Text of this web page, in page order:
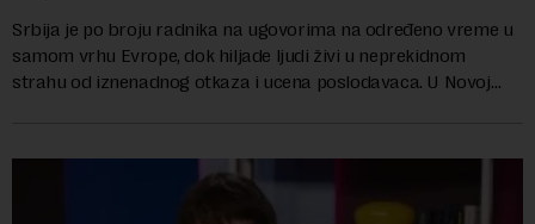
Srbija je po broju radnika na ugovorima na određeno vreme u
samom vrhu Evrope, dok hiljade ljudi živi u neprekidnom
strahu od iznenadnog otkaza i ucena poslodavaca. U Novoj